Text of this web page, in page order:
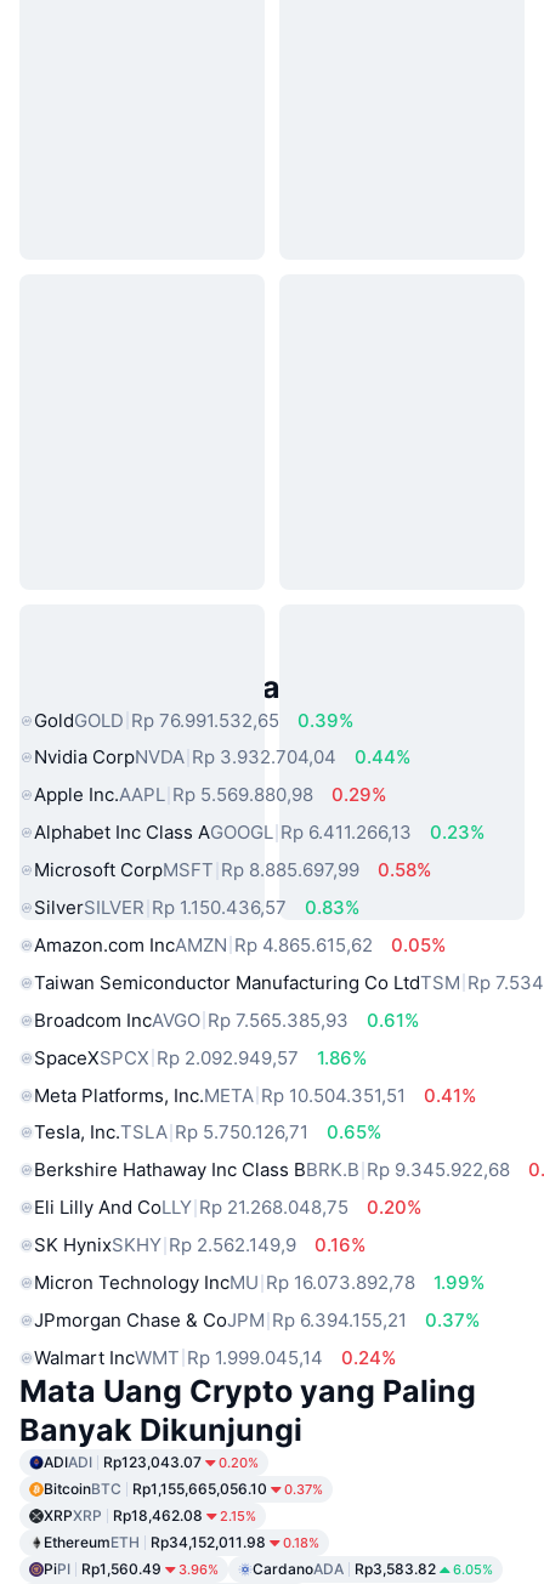
Aset Dunia Nyata Populer
GoldGOLD Rp 76.991.532,65
0.39%
Nvidia CorpNVDA Rp 3.932.704,04
0.44%
Apple Inc.AAPL Rp 5.569.880,98
0.29%
Alphabet Inc Class AGOOGL Rp 6.411.266,13
0.23%
Microsoft CorpMSFT Rp 8.885.697,99
0.58%
SilverSILVER Rp 1.150.436,57
0.83%
Amazon.com IncAMZN Rp 4.865.615,62
0.05%
Taiwan Semiconductor Manufacturing Co LtdTSM Rp
Broadcom IncAVGO Rp 7.565.385,93
0.61%
SpaceXSPCX Rp 2.092.949,57
1.86%
Meta Platforms, Inc.META Rp 10.504.351,51
0.41%
Tesla, Inc.TSLA Rp 5.750.126,71
0.65%
Berkshire Hathaway Inc Class BBRK.B Rp 9.345.922,68
Eli Lilly And CoLLY Rp 21.268.048,75
0.20%
SK HynixSKHY Rp 2.562.149,9
0.16%
Micron Technology IncMU Rp 16.073.892,78
1.99%
JPmorgan Chase & CoJPM Rp 6.394.155,21
0.37%
Walmart IncWMT Rp 1.999.045,14 0.24%
Mata Uang Crypto yang Paling
Banyak Dikunjungi
ADIADI Rp123,043.07 0.20%
BitcoinBTC Rp1,155,665,056.10 0.37%
XRPXRP Rp18,462.08 2.15%
EthereumETH Rp34,152,011.98 0.18%
PiPI Rp1,560.49 3.96% CardanoADA Rp3,583.82 6.05%